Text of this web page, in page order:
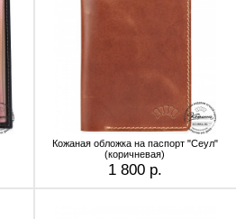
Кожаная обложка на паспорт "Сеул"
(коричневая)
1 800 р.